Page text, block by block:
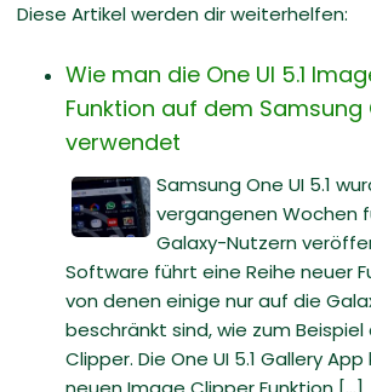
Diese Artikel werden dir weiterhelfen:
Wie man die One UI 5.1
Funktion auf dem Samsung
verwendet
Samsung One UI 5.1
vergangenen Wochen
Galaxy-Nutzern
Software führt eine Reihe neuer
von denen einige nur auf die
beschränkt sind, wie zum
Clipper. Die One UI 5.1 Gallery